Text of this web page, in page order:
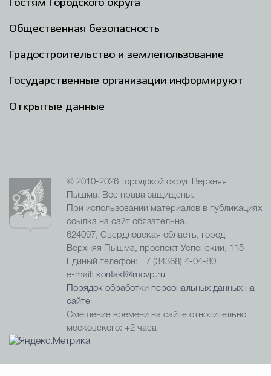
Гостям Городского округа
Общественная безопасность
Градостроительство и землепользование
Государственные организации информируют
Открытые данные
© 2010-2026 Городской округ Верхняя
Пышма. Все права защищены.
При использовании материалов в публикациях
ссылка на сайт обязательна.
624097, Свердловская область, город
Верхняя Пышма, проспект Успенский, 115
Единый телефон: +7 (34368) 4-04-80
e-mail: kontakt@movp.ru
Порядок обработки персональных данных на
сайте
Смещение времени на сайте относительно
московского: +2 часа